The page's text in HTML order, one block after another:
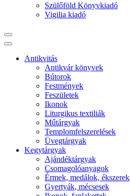
Szülőföld Könyvkiadó
Vigilia kiadó
Antikvitás
Antikvár könyvek
Bútorok
Festmények
Feszületek
Ikonok
Liturgikus textiliák
Műtárgyak
Templomfelszerelések
Üvegtárgyak
Kegytárgyak
Ajándéktárgyak
Csomagolóanyagok
Érmek, medálok, ékszerek
Gyertyák, mécsesek